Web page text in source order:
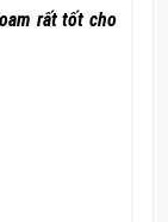
rất tốt cho